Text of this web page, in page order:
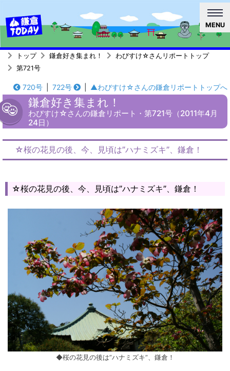
MENU
トップ 鎌倉好き集まれ！
わびすけ☆さんリポートトップ
第721号
720号 722号 ▲わびすけ☆さんの鎌倉リポートトップへ
鎌倉好き集まれ！
わびすけ☆さんの鎌倉リポート・第721号（2011年4月
24日）
☆桜の花見の後、今、見頃は”ハナミズキ”、鎌倉！
☆桜の花見の後、今、見頃は”ハナミズキ”、鎌倉！
◆桜の花見の後は”ハナミズキ”、鎌倉！